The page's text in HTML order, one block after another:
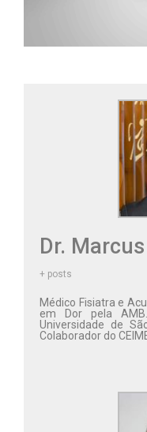
Dr.
+ posts
Médico Fisiatra e
em Dor pela
Universidade de
Colaborador do